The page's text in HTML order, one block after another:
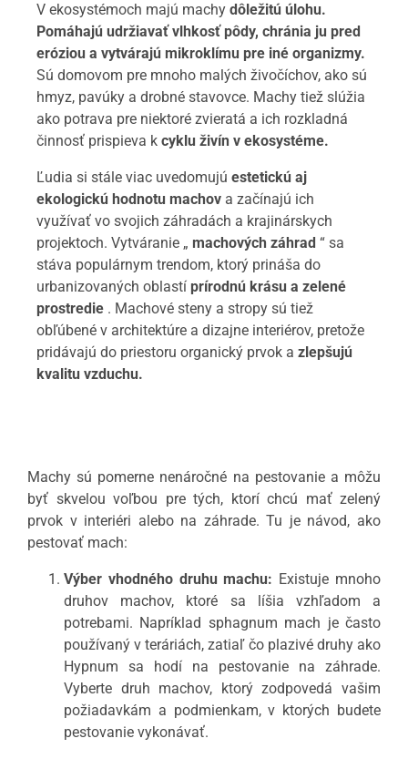
V ekosystémoch majú machy dôležitú úlohu.
Pomáhajú udržiavať vlhkosť pôdy, chránia ju pred
eróziou a vytvárajú mikroklímu pre iné organizmy.
Sú domovom pre mnoho malých živočíchov, ako sú
hmyz, pavúky a drobné stavovce. Machy tiež slúžia
ako potrava pre niektoré zvieratá a ich rozkladná
činnosť prispieva k cyklu živín v ekosystéme.
Ľudia si stále viac uvedomujú estetickú aj
ekologickú hodnotu machov a začínajú ich
využívať vo svojich záhradách a krajinárskych
projektoch. Vytváranie „ machových záhrad “ sa
stáva populárnym trendom, ktorý prináša do
urbanizovaných oblastí prírodnú krásu a zelené
prostredie . Machové steny a stropy sú tiež
obľúbené v architektúre a dizajne interiérov, pretože
pridávajú do priestoru organický prvok a zlepšujú
kvalitu vzduchu.
Machy sú pomerne nenáročné na pestovanie a môžu
byť skvelou voľbou pre tých, ktorí chcú mať zelený
prvok v interiéri alebo na záhrade. Tu je návod, ako
pestovať mach:
Výber vhodného druhu machu: Existuje mnoho
druhov machov, ktoré sa líšia vzhľadom a
potrebami. Napríklad sphagnum mach je často
používaný v teráriách, zatiaľ čo plazivé druhy ako
Hypnum sa hodí na pestovanie na záhrade.
Vyberte druh machov, ktorý zodpovedá vašim
požiadavkám a podmienkam, v ktorých budete
pestovanie vykonávať.